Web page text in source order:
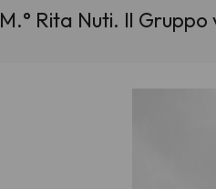
M.° Rita Nuti. Il